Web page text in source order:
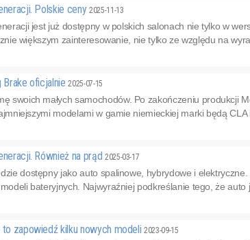
Polskie ceny 2025-11-13
jest już dostępny w polskich salonach nie tylko w
większym zainteresowanie, nie tylko ze względu na
Brake oficjalnie2025-07-15
swoich małych samochodów. Po zakończeniu produkcji
modelami w gamie niemieckiej marki będą
Również na prąd 2025-03-17
dostępny jako auto spalinowe, hybrydowe i
bateryjnych. Najwyraźniej podkreślanie tego, że auto
to zapowiedź kilku nowych modeli2023-09-15